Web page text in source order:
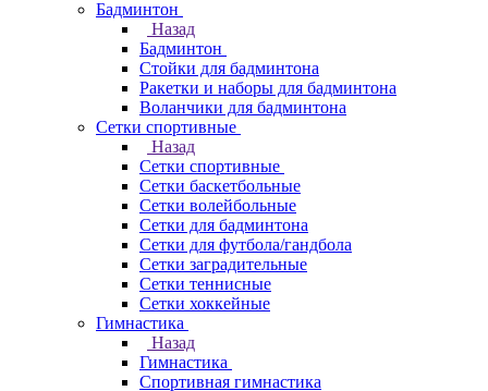
Бадминтон
Назад
Бадминтон
Стойки для бадминтона
Ракетки и наборы для бадминтона
Воланчики для бадминтона
Сетки спортивные
Назад
Сетки спортивные
Сетки баскетбольные
Сетки волейбольные
Сетки для бадминтона
Сетки для футбола/гандбола
Сетки заградительные
Сетки теннисные
Сетки хоккейные
Гимнастика
Назад
Гимнастика
Спортивная гимнастика